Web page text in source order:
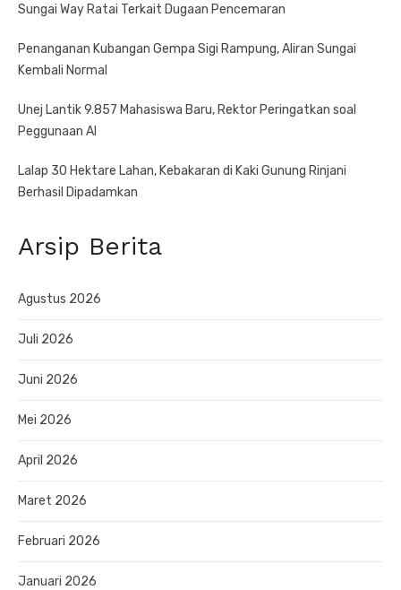
Sungai Way Ratai Terkait Dugaan Pencemaran
Penanganan Kubangan Gempa Sigi Rampung, Aliran Sungai
Kembali Normal
Unej Lantik 9.857 Mahasiswa Baru, Rektor Peringatkan soal
Peggunaan AI
Lalap 30 Hektare Lahan, Kebakaran di Kaki Gunung Rinjani
Berhasil Dipadamkan
Arsip Berita
Agustus 2026
Juli 2026
Juni 2026
Mei 2026
April 2026
Maret 2026
Februari 2026
Januari 2026